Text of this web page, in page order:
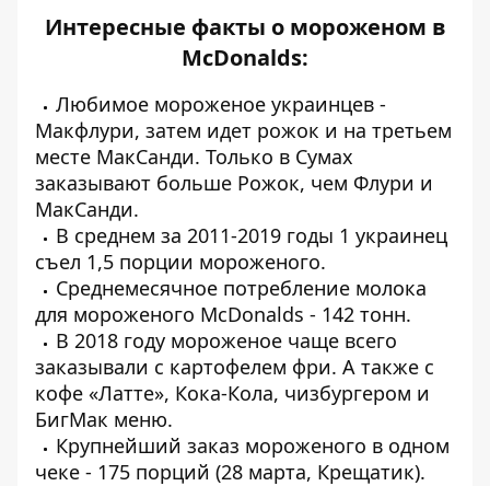
Интересные факты о мороженом в
McDonalds:
Любимое мороженое украинцев -
Макфлури, затем идет рожок и на третьем
месте МакСанди. Только в Сумах
заказывают больше Рожок, чем Флури и
МакСанди.
В среднем за 2011-2019 годы 1 украинец
съел 1,5 порции мороженого.
Среднемесячное потребление молока
для мороженого McDonalds - 142 тонн.
В 2018 году мороженое чаще всего
заказывали с картофелем фри. А также с
кофе «Латте», Кока-Кола, чизбургером и
БигМак меню.
Крупнейший заказ мороженого в одном
чеке - 175 порций (28 марта, Крещатик).